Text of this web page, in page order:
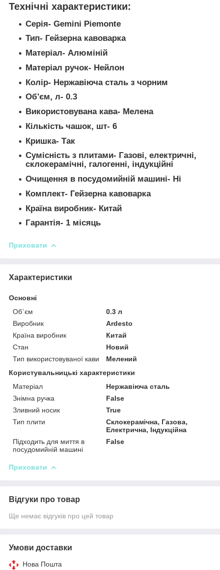
Технічні характеристики:
Серія- Gemini Piemonte
Тип- Гейзерна кавоварка
Матеріал- Алюміній
Матеріал ручок- Нейлон
Колір- Нержавіюча сталь з чорним
Об'єм, л- 0.3
Використовувана кава- Мелена
Кількість чашок, шт- 6
Кришка- Так
Сумісність з плитами- Газові, електричні,
склокерамічні, галогенні, індукційні
Очищення в посудомийній машині- Ні
Комплект- Гейзерна кавоварка
Країна виробник- Китай
Гарантія- 1 місяць
Приховати
Характеристики
Основні
Об`єм
0.3 л
Виробник
Ardesto
Країна виробник
Китай
Стан
Новий
Тип використовуваної кави
Мелений
Користувальницькі характеристики
Матеріал
Нержавіюча сталь
Знімна ручка
False
Зливний носик
True
Тип плити
Склокерамічна, Газова,
Електрична, Індукційна
Підходить для миття в
посудомийній машині
False
Приховати
Відгуки про товар
Ще немає відгуків про цей товар
Умови доставки
Нова Пошта